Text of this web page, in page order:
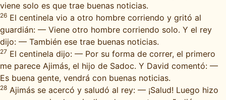
viene solo es que trae buenas noticias.
26 El centinela vio a otro hombre corriendo y gritó al
guardián: — Viene otro hombre corriendo solo. Y el rey
dijo: — También ese trae buenas noticias.
27 El centinela dijo: — Por su forma de correr, el primero
me parece Ajimás, el hijo de Sadoc. Y David comentó: —
Es buena gente, vendrá con buenas noticias.
28 Ajimás se acercó y saludó al rey: — ¡Salud! Luego hizo